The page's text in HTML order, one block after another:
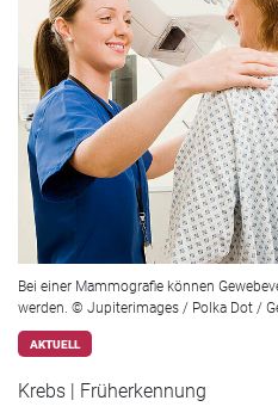
Bei einer Mammografie können
werden. © Jupiterimages / Polka Dot /
AKTUELL
Krebs | Früherkennung